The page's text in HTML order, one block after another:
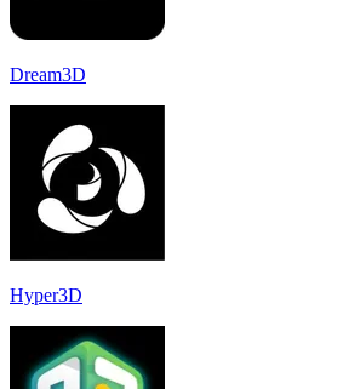
Dream3D
Hyper3D